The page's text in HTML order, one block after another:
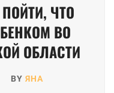
ЧТО
ВО
ОБЛАСТИ
BY ЯНА